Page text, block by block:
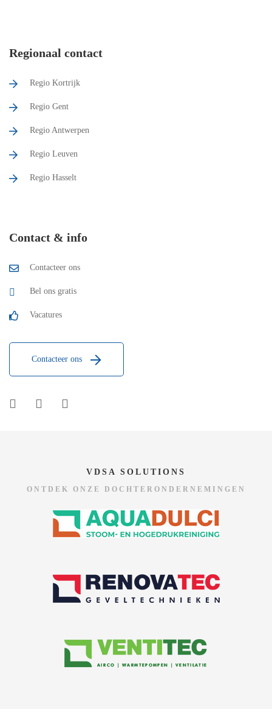
Regionaal contact
Regio Kortrijk
Regio Gent
Regio Antwerpen
Regio Leuven
Regio Hasselt
Contact & info
Contacteer ons
Bel ons gratis
Vacatures
Contacteer ons
VDSA SOLUTIONS
ONTDEK ONZE DOCHTERONDERNEMINGEN